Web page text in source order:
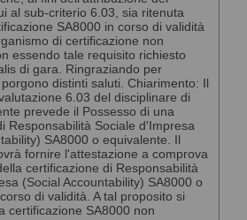
al sub-criterio 6.03, sia ritenuta
SA8000 in corso di validità
di certificazione non
essendo tale requisito richiesto
di gara. Ringraziando per
distinti saluti. Chiarimento: Il
6.03 del disciplinare di
prevede il Possesso di una
Responsabilità Sociale d'Impresa
SA8000 o equivalente. Il
fornire l'attestazione a comprova
certificazione di Responsabilità
(Social Accountability) SA8000 o
di validità. A tal proposito si
certificazione SA8000 non